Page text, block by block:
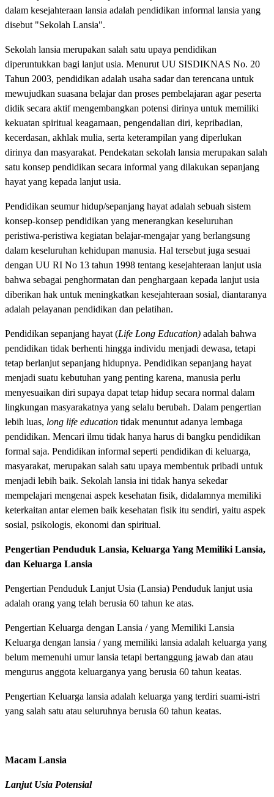
dalam kesejahteraan lansia adalah pendidikan informal lansia yang
disebut "Sekolah Lansia".
Sekolah lansia merupakan salah satu upaya pendidikan
diperuntukkan bagi lanjut usia. Menurut UU SISDIKNAS No. 20
Tahun 2003, pendidikan adalah usaha sadar dan terencana untuk
mewujudkan suasana belajar dan proses pembelajaran agar peserta
didik secara aktif mengembangkan potensi dirinya untuk memiliki
kekuatan spiritual keagamaan, pengendalian diri, kepribadian,
kecerdasan, akhlak mulia, serta keterampilan yang diperlukan
dirinya dan masyarakat. Pendekatan sekolah lansia merupakan salah
satu konsep pendidikan secara informal yang dilakukan sepanjang
hayat yang kepada lanjut usia.
Pendidikan seumur hidup/sepanjang hayat adalah sebuah sistem
konsep-konsep pendidikan yang menerangkan keseluruhan
peristiwa-peristiwa kegiatan belajar-mengajar yang berlangsung
dalam keseluruhan kehidupan manusia. Hal tersebut juga sesuai
dengan UU RI No 13 tahun 1998 tentang kesejahteraan lanjut usia
bahwa sebagai penghormatan dan penghargaan kepada lanjut usia
diberikan hak untuk meningkatkan kesejahteraan sosial, diantaranya
adalah pelayanan pendidikan dan pelatihan.
Pendidikan sepanjang hayat (Life Long Education) adalah bahwa
pendidikan tidak berhenti hingga individu menjadi dewasa, tetapi
tetap berlanjut sepanjang hidupnya. Pendidikan sepanjang hayat
menjadi suatu kebutuhan yang penting karena, manusia perlu
menyesuaikan diri supaya dapat tetap hidup secara normal dalam
lingkungan masyarakatnya yang selalu berubah. Dalam pengertian
lebih luas, long life education tidak menuntut adanya lembaga
pendidikan. Mencari ilmu tidak hanya harus di bangku pendidikan
formal saja. Pendidikan informal seperti pendidikan di keluarga,
masyarakat, merupakan salah satu upaya membentuk pribadi untuk
menjadi lebih baik. Sekolah lansia ini tidak hanya sekedar
mempelajari mengenai aspek kesehatan fisik, didalamnya memiliki
keterkaitan antar elemen baik kesehatan fisik itu sendiri, yaitu aspek
sosial, psikologis, ekonomi dan spiritual.
Pengertian Penduduk Lansia, Keluarga Yang Memiliki Lansia,
dan Keluarga Lansia
Pengertian Penduduk Lanjut Usia (Lansia) Penduduk lanjut usia
adalah orang yang telah berusia 60 tahun ke atas.
Pengertian Keluarga dengan Lansia / yang Memiliki Lansia
Keluarga dengan lansia / yang memiliki lansia adalah keluarga yang
belum memenuhi umur lansia tetapi bertanggung jawab dan atau
mengurus anggota keluarganya yang berusia 60 tahun keatas.
Pengertian Keluarga lansia adalah keluarga yang terdiri suami-istri
yang salah satu atau seluruhnya berusia 60 tahun keatas.
Macam Lansia
Lanjut Usia Potensial